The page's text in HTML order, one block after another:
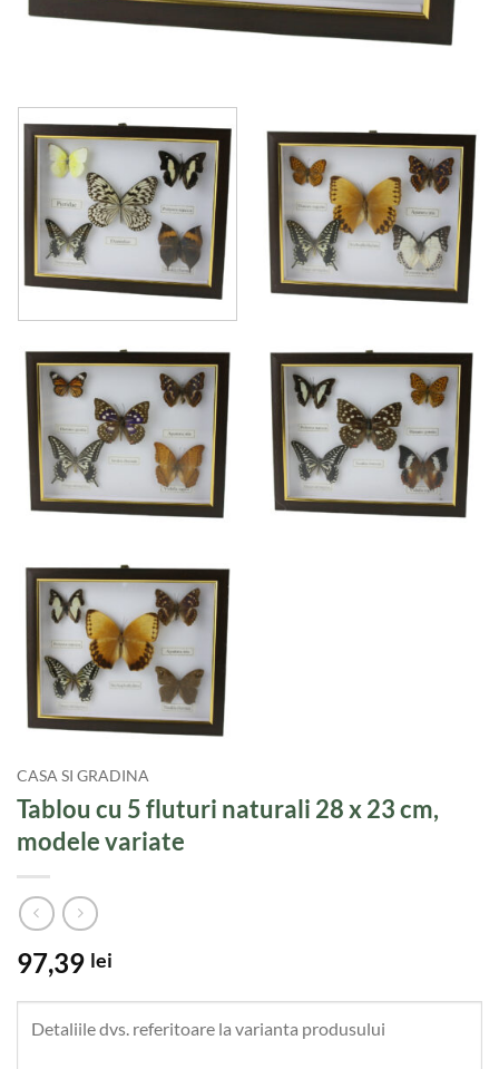
CASA SI GRADINA
Tablou cu 5 fluturi naturali 28 x 23 cm,
modele variate
97,39 lei